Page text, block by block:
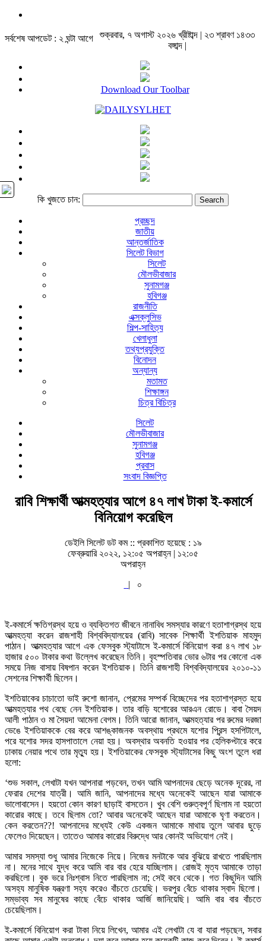
সর্বশেষ আপডেট : ২ ঘন্টা আগে
শুক্রবার, ৭ অগাস্ট ২০২৬ খ্রীষ্টাব্দ | ২৩ শ্রাবণ ১৪৩৩
বঙ্গাব্দ |
Download Our Toolbar
কি খুজতে চান:
প্রচ্ছদ
জাতীয়
আন্তর্জাতিক
সিলেট বিভাগ
সিলেট
মৌলভীবাজার
সুনামগঞ্জ
হবিগঞ্জ
রাজনীতি
এক্সক্লুসিভ
শিল্প-সাহিত্য
খেলাধুলা
তথ্যপ্রযুক্তি
বিনোদন
অন্যান্য
মতামত
শিক্ষাঙ্গন
চিত্র বিচিত্র
সিলেট
মৌলভীবাজার
সুনামগঞ্জ
হবিগঞ্জ
প্রবাস
সংবাদ বিজ্ঞপ্তি
রাবি শিক্ষার্থী আত্মহত্যার আগে ৪৭ লাখ টাকা ই-কমার্সে
বিনিয়োগ করেছিল
ডেইলি সিলেট ডট কম :: প্রকাশিত হয়েছে : ১৯
ফেব্রুয়ারি ২০২২, ১২:০৫ অপরাহ্ন | ১২:০৫
অপরাহ্ন
|
০
ই-কমার্সে ক্ষতিগ্রস্থ হয়ে ও ব্যক্তিগত জীবনে নানাবিধ সমস্যার কারণে হতাশাগ্রস্থ হয়ে
আত্মহত্যা করেন রাজশাহী বিশ্ববিদ্যালয়ের (রাবি) সাবেক শিক্ষার্থী ইশতিয়াক মাহমুদ
পাঠান। আত্মহত্যার আগে এক ফেসবুক স্ট্যাটাসে ই-কমার্সে বিনিয়োগ করা ৪৭ লাখ ১৮
হাজার ৫০০ টাকার কথা উল্লেখ করেছেন তিনি। বৃহস্পতিবার ভোর ৬টার পর কোনো এক
সময়ে নিজ বাসায় বিষপান করেন ইশতিয়াক। তিনি রাজশাহী বিশ্ববিদ্যালয়ের ২০১০-১১
সেশনের শিক্ষার্থী ছিলেন।
ইশতিয়াকের চাচাতো ভাই রুশো জানান, প্রেমের সম্পর্ক বিচ্ছেদের পর হতাশাগ্রস্ত হয়ে
আত্মহত্যার পথ বেছে নেন ইশতিয়াক। তার বাড়ি যশোরের আরএন রোডে। বাবা সৈয়দ
আলী পাঠান ও মা সৈয়দা আমেনা বেগম। তিনি আরো জানান, আত্মহত্যার পর রুমের দরজা
ভেঙে ইশতিয়াককে বের করে আশঙ্কাজনক অবস্থায় প্রথমে যশোর প্রিন্স হসপিটালে,
পরে যশোর সদর হাসপাতালে নেয়া হয়। অবস্থার অবনতি হওয়ার পর হেলিকপ্টারে করে
ঢাকায় নেয়ার পথে তার মৃত্যু হয়। ইশতিয়াকের ফেসবুক স্ট্যাটাসের কিছু অংশ তুলে ধরা
হলো:
‘শুভ সকাল, লেখাটা যখন আপনারা পড়বেন, তখন আমি আপনাদের ছেড়ে অনেক দূরের, না
ফেরার দেশের যাত্রী। আমি জানি, আপনাদের মধ্যে অনেকেই আছেন যারা আমাকে
ভালোবাসেন। হয়তো কোন কারণ ছাড়াই বাসতেন। খুব বেশি গুরুত্বপূর্ণ ছিলাম না হয়তো
কারোর কাছে। তবে ছিলাম তো? আবার অনেকেই আছেন যারা আমাকে ঘৃণা করতেন।
কেন করতেন??! আপনাদের মধ্যেই কেউ একজন আমাকে মাথায় তুলে আবার ছুড়ে
ফেলেও দিয়েছেন। তাতেও আমার কারোর বিরুদ্ধে আর কোনই অভিযোগ নেই।
আমার সমস্যা শুধু আমার নিজেকে নিয়ে। নিজের মনটাকে আর বুঝিয়ে রাখতে পারছিলাম
না। মনের সাথে যুদ্ধ করে আমি বার বার হেরে যাচ্ছিলাম। রোজই মৃত্য আমাকে তাড়া
করছিলো। বুক ভরে নিঃশ্বাস নিতে পারছিলাম না; সেই কবে থেকে। গত কিছুদিন আমি
অসহ্য মানুষিক যন্ত্রণা সহ্য করেও বাঁচতে চেয়েছি। ভরপুর বেঁচে থাকার স্বাদ ছিলো।
সম্ভাব্য সব মানুষের কাছে বেঁচে থাকার আর্জি জানিয়েছি। আমি বার বার বাঁচতে
চেয়েছিলাম।
ই-কমার্সে বিনিয়োগ করা টাকা নিয়ে লিখেন, আমার এই লেখাটা যে বা যারা পড়ছেন, সবার